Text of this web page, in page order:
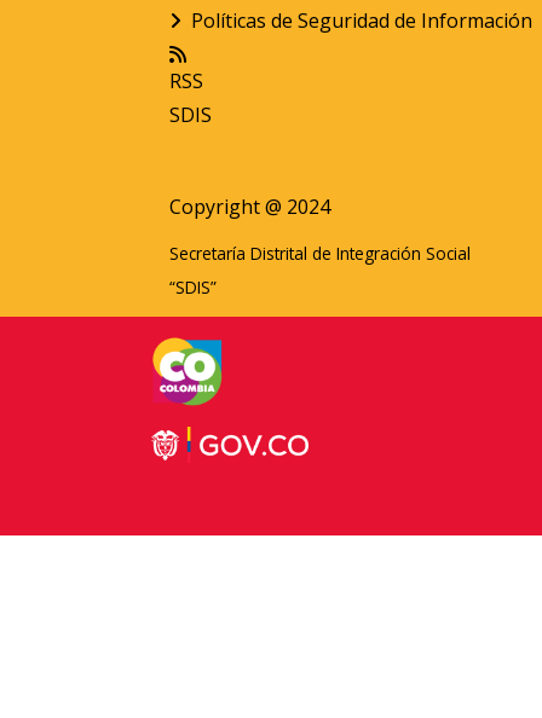
Políticas de Seguridad de Información
RSS
SDIS
Copyright @ 2024
Secretaría Distrital de Integración Social
“SDIS”